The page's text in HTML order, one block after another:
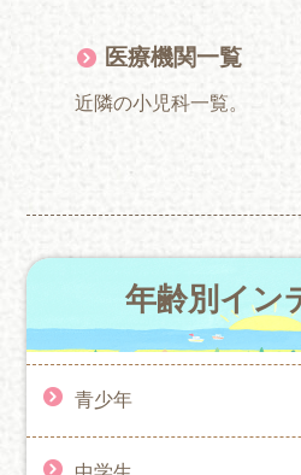
医療機関一覧
近隣の小児科一覧。
年齢別イン
青少年